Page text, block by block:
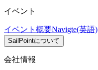
イベント
イベント概要Navigte(英語)
SailPointについて
会社情報